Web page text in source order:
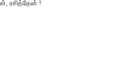
ரசித்தேன் !